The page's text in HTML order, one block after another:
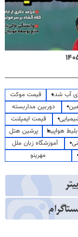
آب شده
قیمت موکت
دوربین مداربسته
قیمت ایمپلنت
بلیط هواپیما
پرشین هتل
آموزشگاه زبان ملل
مهرینو